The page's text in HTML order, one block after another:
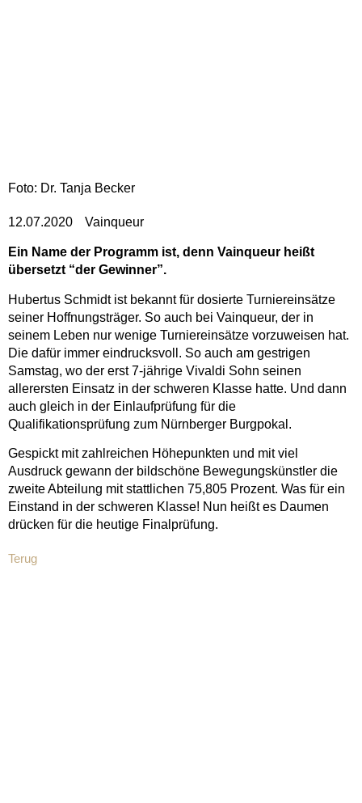
Foto: Dr. Tanja Becker
12.07.2020 Vainqueur
Ein Name der Programm ist, denn Vainqueur heißt
übersetzt “der Gewinner”.
Hubertus Schmidt ist bekannt für dosierte Turniereinsätze
seiner Hoffnungsträger. So auch bei Vainqueur, der in
seinem Leben nur wenige Turniereinsätze vorzuweisen hat.
Die dafür immer eindrucksvoll. So auch am gestrigen
Samstag, wo der erst 7-jährige Vivaldi Sohn seinen
allerersten Einsatz in der schweren Klasse hatte. Und dann
auch gleich in der Einlaufprüfung für die
Qualifikationsprüfung zum Nürnberger Burgpokal.
Gespickt mit zahlreichen Höhepunkten und mit viel
Ausdruck gewann der bildschöne Bewegungskünstler die
zweite Abteilung mit stattlichen 75,805 Prozent. Was für ein
Einstand in der schweren Klasse! Nun heißt es Daumen
drücken für die heutige Finalprüfung.
Terug